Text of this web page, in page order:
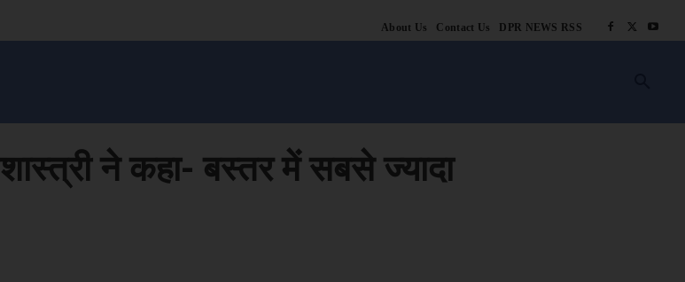
About Us Contact Us DPR NEWS RSS
शास्त्री ने कहा- बस्तर में सबसे ज्यादा